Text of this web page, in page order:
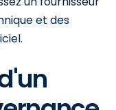
et des